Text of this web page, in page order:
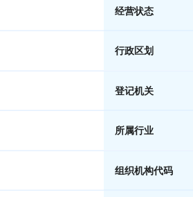
经营状态
行政区划
登记机关
所属行业
组织机构代码